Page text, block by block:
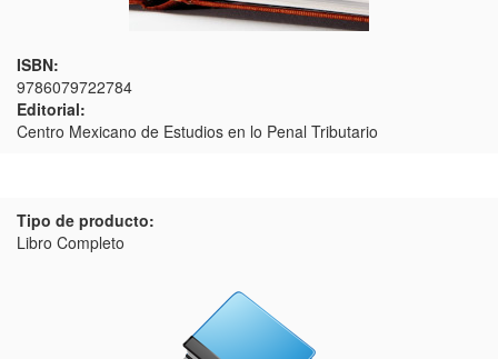
ISBN:
9786079722784
Editorial:
Centro Mexicano de Estudios en lo Penal Tributario
Tipo de producto:
Libro Completo